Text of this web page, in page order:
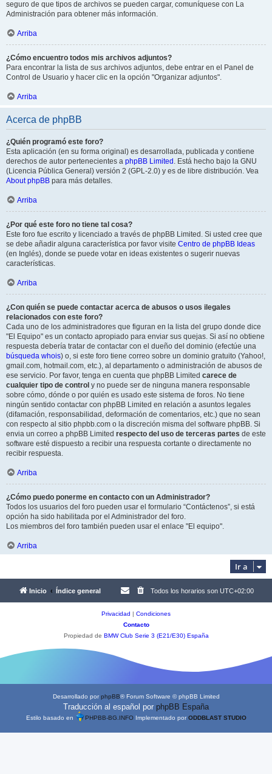
seguro de que tipos de archivos se pueden cargar, comuníquese con La
Administración para obtener más información.
Arriba
¿Cómo encuentro todos mis archivos adjuntos?
Para encontrar la lista de sus archivos adjuntos, debe entrar en el Panel de
Control de Usuario y hacer clic en la opción "Organizar adjuntos".
Arriba
Acerca de phpBB
¿Quién programó este foro?
Esta aplicación (en su forma original) es desarrollada, publicada y contiene
derechos de autor pertenecientes a phpBB Limited . Está hecho bajo la GNU
(Licencia Pública General) versión 2 (GPL-2.0) y es de libre distribución. Vea
About phpBB para más detalles.
Arriba
¿Por qué este foro no tiene tal cosa?
Este foro fue escrito y licenciado a través de phpBB Limited. Si usted cree que
se debe añadir alguna característica por favor visite Centro de phpBB Ideas
(en Inglés), donde se puede votar en ideas existentes o sugerir nuevas
características.
Arriba
¿Con quién se puede contactar acerca de abusos o usos ilegales
relacionados con este foro?
Cada uno de los administradores que figuran en la lista del grupo donde dice
"El Equipo" es un contacto apropiado para enviar sus quejas. Si así no obtiene
respuesta debería tratar de contactar con el dueño del dominio (efectúe una
búsqueda whois) o, si este foro tiene correo sobre un dominio gratuito (Yahoo!,
gmail.com, hotmail.com, etc.), al departamento o administración de abusos de
ese servicio. Por favor, tenga en cuenta que phpBB Limited carece de
cualquier tipo de control y no puede ser de ninguna manera responsable
sobre cómo, dónde o por quién es usado este sistema de foros. No tiene
ningún sentido contactar con phpBB Limited en relación a asuntos legales
(difamación, responsabilidad, deformación de comentarios, etc.) que no sean
con respecto al sitio phpbb.com o la discreción misma del software phpBB. Si
envia un correo a phpBB Limited respecto del uso de terceras partes de este
software esté dispuesto a recibir una respuesta cortante o directamente no
recibir respuesta.
Arriba
¿Cómo puedo ponerme en contacto con un Administrador?
Todos los usuarios del foro pueden usar el formulario “Contáctenos”, si está
opción ha sido habilitada por el Administrador del foro.
Los miembros del foro también pueden usar el enlace "El equipo".
Arriba
Ir a
Inicio Índice general Todos los horarios son UTC+02:00
Privacidad | Condiciones
Contacto
Propiedad de BMW Club Serie 3 (E21/E30) España
Desarrollado porphpBB® Forum Software © phpBB Limited
Traducción al español por phpBB España
Estilo basado en PHPBB-BG.INFOImplementado porODDBLAST STUDIO